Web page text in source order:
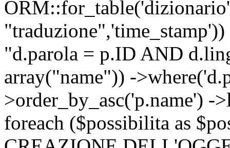
"d.parola = p.ID AND
array("name")) -
>order_by_asc('p.name')
foreach ($possibilita as